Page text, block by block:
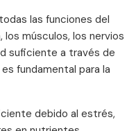
las funciones del
los músculos, los nervios
suficiente a través de
fundamental para la
debido al estrés,